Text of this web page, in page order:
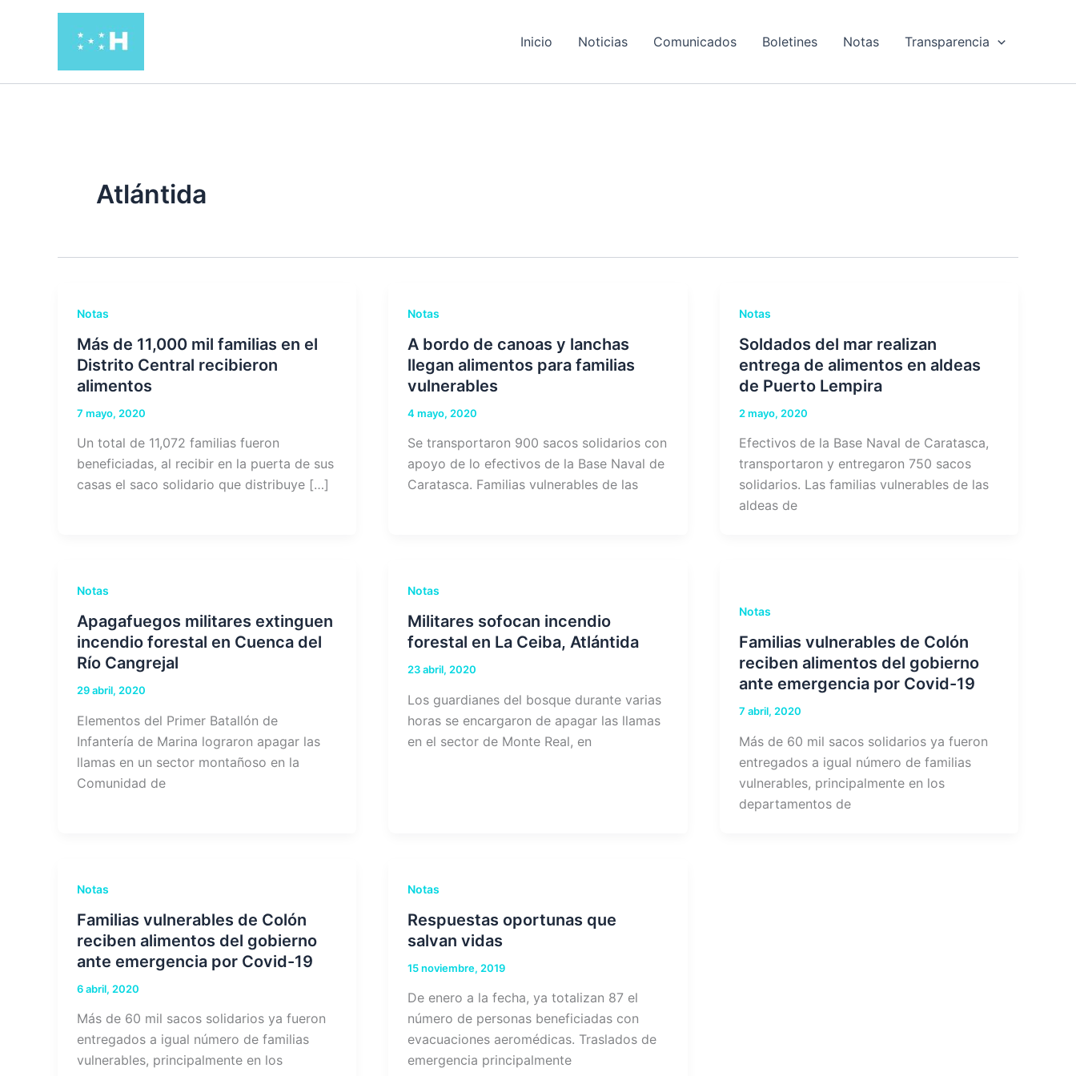
Inicio Noticias Comunicados Boletines Notas Transparencia
Atlántida
Notas
Más de 11,000 mil familias en el
Distrito Central recibieron
alimentos
7 mayo, 2020
Un total de 11,072 familias fueron
beneficiadas, al recibir en la puerta de sus
casas el saco solidario que distribuye […]
Notas
A bordo de canoas y lanchas
llegan alimentos para familias
vulnerables
4 mayo, 2020
Se transportaron 900 sacos solidarios con
apoyo de lo efectivos de la Base Naval de
Caratasca. Familias vulnerables de las
Notas
Soldados del mar realizan
entrega de alimentos en aldeas
de Puerto Lempira
2 mayo, 2020
Efectivos de la Base Naval de Caratasca,
transportaron y entregaron 750 sacos
solidarios. Las familias vulnerables de las
aldeas de
Notas
Apagafuegos militares extinguen
incendio forestal en Cuenca del
Río Cangrejal
29 abril, 2020
Elementos del Primer Batallón de
Infantería de Marina lograron apagar las
llamas en un sector montañoso en la
Comunidad de
Notas
Militares sofocan incendio
forestal en La Ceiba, Atlántida
23 abril, 2020
Los guardianes del bosque durante varias
horas se encargaron de apagar las llamas
en el sector de Monte Real, en
Notas
Familias vulnerables de Colón
reciben alimentos del gobierno
ante emergencia por Covid-19
7 abril, 2020
Más de 60 mil sacos solidarios ya fueron
entregados a igual número de familias
vulnerables, principalmente en los
departamentos de
Notas
Familias vulnerables de Colón
reciben alimentos del gobierno
ante emergencia por Covid-19
6 abril, 2020
Más de 60 mil sacos solidarios ya fueron
entregados a igual número de familias
vulnerables, principalmente en los
Notas
Respuestas oportunas que
salvan vidas
15 noviembre, 2019
De enero a la fecha, ya totalizan 87 el
número de personas beneficiadas con
evacuaciones aeromédicas. Traslados de
emergencia principalmente